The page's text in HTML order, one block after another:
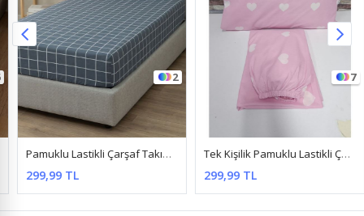
2
Pamuklu Lastikli Çarşaf Takımı Kareli Antrasit
299,99 TL
7
Tek Kişilik Pamuklu Lastikli Çarşaf Takımı 100X200 & 120X200 Pembe Kalp
299,99 TL